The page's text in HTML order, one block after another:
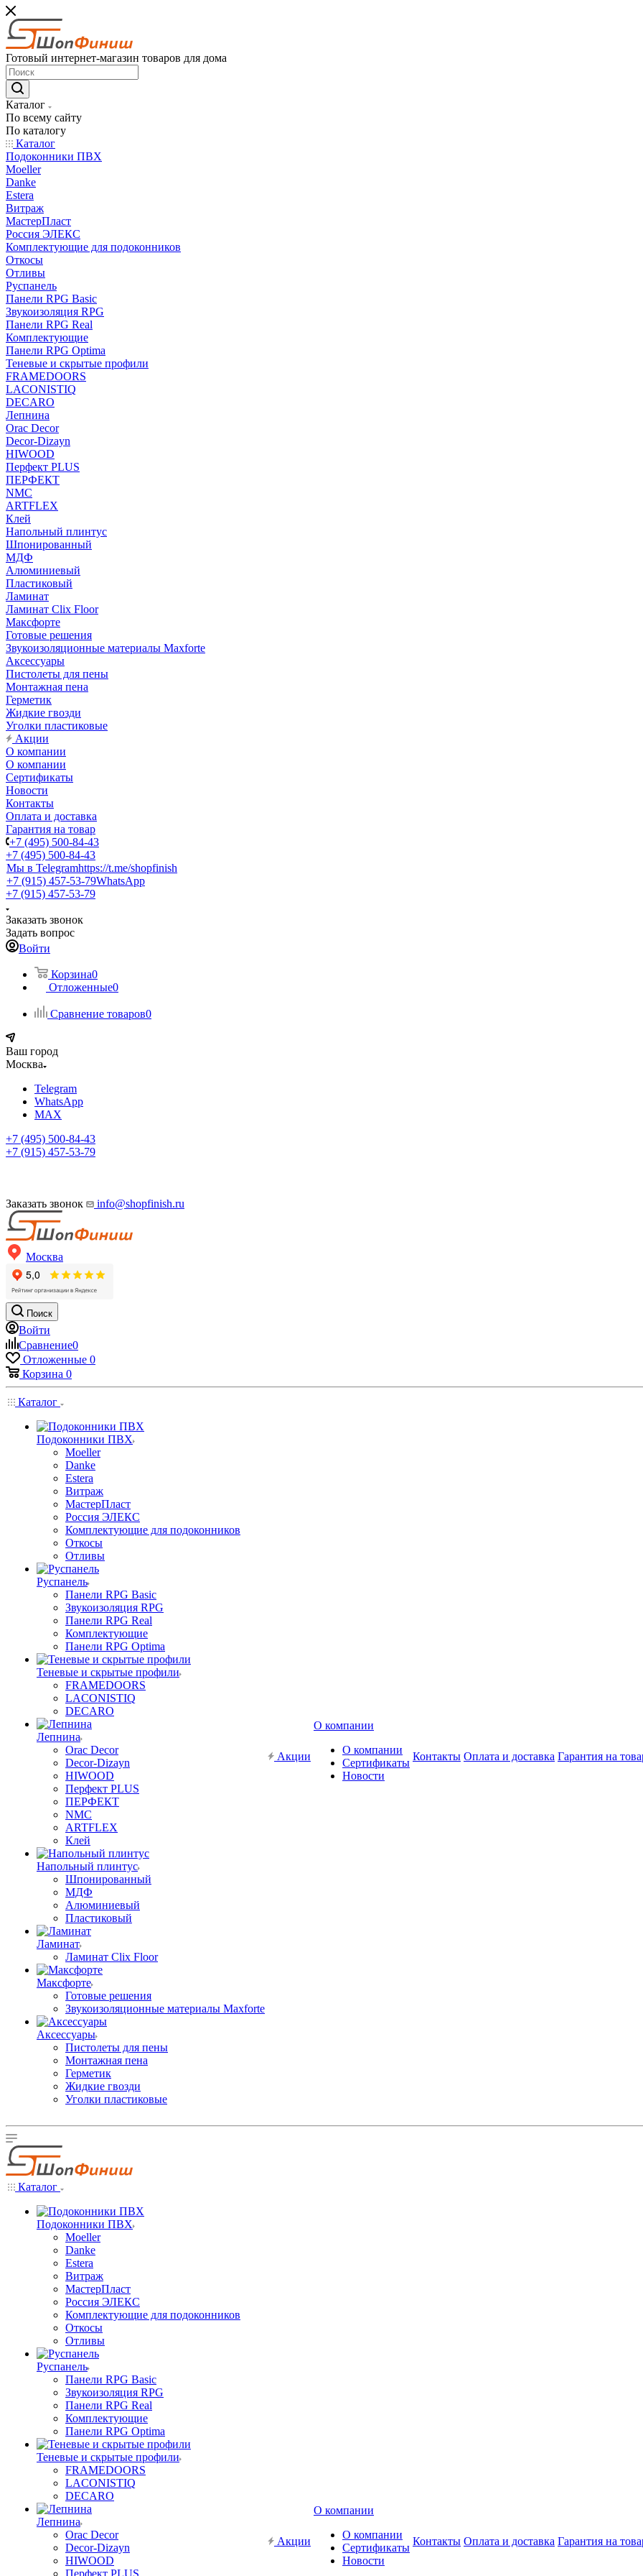
Готовый интернет-магазин товаров для дома
Каталог
По всему сайту
По каталогу
Каталог
Подоконники ПВХ
Moeller
Danke
Estera
Витраж
МастерПласт
Россия ЭЛЕКС
Комплектующие для подоконников
Откосы
Отливы
Руспанель
Панели RPG Basic
Звукоизоляция RPG
Панели RPG Real
Комплектующие
Панели RPG Optima
Теневые и скрытые профили
FRAMEDOORS
LACONISTIQ
DECARO
Лепнина
Orac Decor
Decor-Dizayn
HIWOOD
Перфект PLUS
ПЕРФЕКТ
NMC
ARTFLEX
Клей
Напольный плинтус
Шпонированный
МДФ
Алюминиевый
Пластиковый
Ламинат
Ламинат Clix Floor
Максфорте
Готовые решения
Звукоизоляционные материалы Maxforte
Аксессуары
Пистолеты для пены
Монтажная пена
Герметик
Жидкие гвозди
Уголки пластиковые
Акции
О компании
О компании
Сертификаты
Новости
Контакты
Оплата и доставка
Гарантия на товар
+7 (495) 500-84-43
+7 (495) 500-84-43
Мы в Telegramhttps://t.me/shopfinish
+7 (915) 457-53-79WhatsApp
+7 (915) 457-53-79
Заказать звонок
Задать вопрос
Войти
Корзина0
Отложенные0
Сравнение товаров0
Ваш город
Москва
Telegram
WhatsApp
MAX
+7 (495) 500-84-43
+7 (915) 457-53-79
Заказать звонок info@shopfinish.ru
Москва
Поиск
Войти
Сравнение0
Отложенные 0
Корзина 0
Каталог
Подоконники ПВХ
Moeller
Danke
Estera
Витраж
МастерПласт
Россия ЭЛЕКС
Комплектующие для подоконников
Откосы
Отливы
Руспанель
Панели RPG Basic
Звукоизоляция RPG
Панели RPG Real
Комплектующие
Панели RPG Optima
Теневые и скрытые профили
FRAMEDOORS
LACONISTIQ
DECARO
Лепнина
Orac Decor
Decor-Dizayn
HIWOOD
Перфект PLUS
ПЕРФЕКТ
NMC
ARTFLEX
Клей
Напольный плинтус
Шпонированный
МДФ
Алюминиевый
Пластиковый
Ламинат
Ламинат Clix Floor
Максфорте
Готовые решения
Звукоизоляционные материалы Maxforte
Аксессуары
Пистолеты для пены
Монтажная пена
Герметик
Жидкие гвозди
Уголки пластиковые
Акции
О компании
О компании
Сертификаты
Новости
Контакты Оплата и доставка Гарантия на
Каталог
Подоконники ПВХ
Moeller
Danke
Estera
Витраж
МастерПласт
Россия ЭЛЕКС
Комплектующие для подоконников
Откосы
Отливы
Руспанель
Панели RPG Basic
Звукоизоляция RPG
Панели RPG Real
Комплектующие
Панели RPG Optima
Теневые и скрытые профили
FRAMEDOORS
LACONISTIQ
DECARO
Лепнина
Orac Decor
Decor-Dizayn
HIWOOD
Перфект PLUS
Акции
О компании
О компании
Сертификаты
Новости
Контакты Оплата и доставка Гарантия на